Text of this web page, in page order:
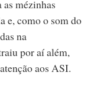
mézinhas
e, como o som do
na
por aí além,
aos ASI.